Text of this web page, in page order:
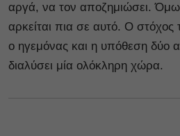
αργά, να τον αποζημιώσει.
αρκείται πια σε αυτό. Ο στόχος
ο ηγεμόνας και η υπόθεση δύο
διαλύσει μία ολόκληρη χώρα.